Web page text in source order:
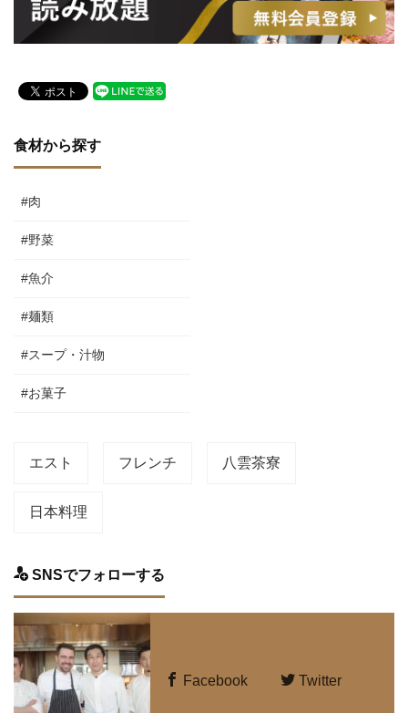
食材から探す
#肉
#野菜
#魚介
#麺類
#スープ・汁物
#お菓子
エスト フレンチ 八雲茶寮
日本料理
SNSでフォローする
Facebook Twitter